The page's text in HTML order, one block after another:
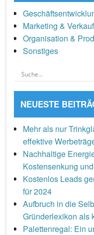
Marketing & Verkauf
Organisation &
Sonstiges
NEUESTE
Mehr als nur
effektive
Nachhaltige
Kostensenkung
Kostenlos Leads
für 2024
Aufbruch in die
Gründerlexikon als
Palettenregal: Ein